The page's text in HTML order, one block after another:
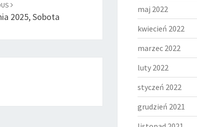
2025, Sobota
maj 2022
kwiecień 2022
marzec 2022
luty 2022
styczeń 2022
grudzień 2021